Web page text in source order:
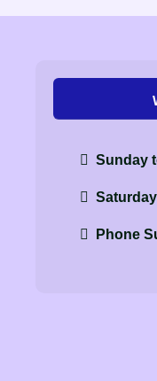
Sunday
Saturday
Phone